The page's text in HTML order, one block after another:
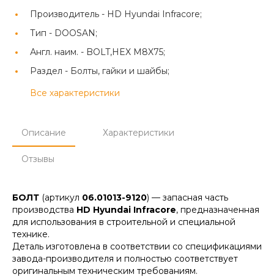
Производитель - HD Hyundai Infracore;
Тип - DOOSAN;
Англ. наим. - BOLT,HEX M8X75;
Раздел - Болты, гайки и шайбы;
Все характеристики
Описание Характеристики
Отзывы
БОЛТ (артикул 06.01013-9120) — запасная часть
производства HD Hyundai Infracore, предназначенная
для использования в строительной и специальной
технике.
Деталь изготовлена в соответствии со спецификациями
завода-производителя и полностью соответствует
оригинальным техническим требованиям.